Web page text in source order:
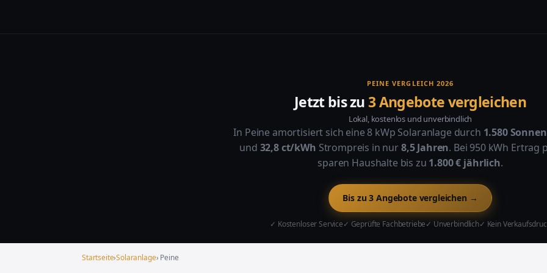
PEINE VERGLEICH 2026
Jetzt bis zu3 Angebote vergleichen
Lokal, kostenlos und unverbindlich
In Peine amortisiert sich eine 8 kWp Solaranlage durch 1.580
und 32,8 ct/kWh Strompreis in nur8,5 Jahren. Bei 950 kWh Ertrag
sparen Haushalte bis zu 1.800 € jährlich.
Bis zu 3 Angebote vergleichen →
✓ Kostenloser Service✓ Geprüfte Fachbetriebe✓ Unverbindlich✓ Kein
Startseite›Solaranlage› Peine